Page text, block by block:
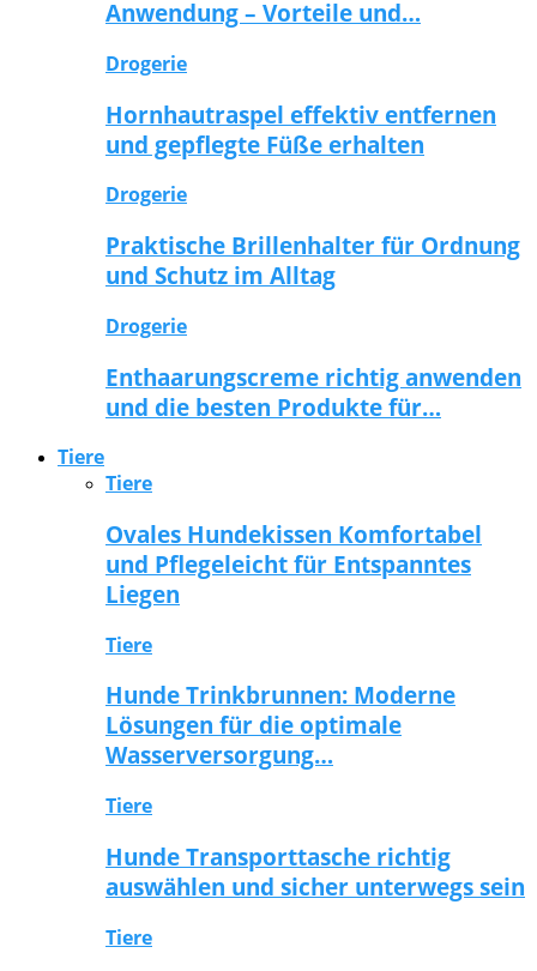
Anwendung – Vorteile und…
Drogerie
Hornhautraspel effektiv entfernen
und gepflegte Füße erhalten
Drogerie
Praktische Brillenhalter für Ordnung
und Schutz im Alltag
Drogerie
Enthaarungscreme richtig anwenden
und die besten Produkte für…
Tiere
Tiere
Ovales Hundekissen Komfortabel
und Pflegeleicht für Entspanntes
Liegen
Tiere
Hunde Trinkbrunnen: Moderne
Lösungen für die optimale
Wasserversorgung…
Tiere
Hunde Transporttasche richtig
auswählen und sicher unterwegs sein
Tiere